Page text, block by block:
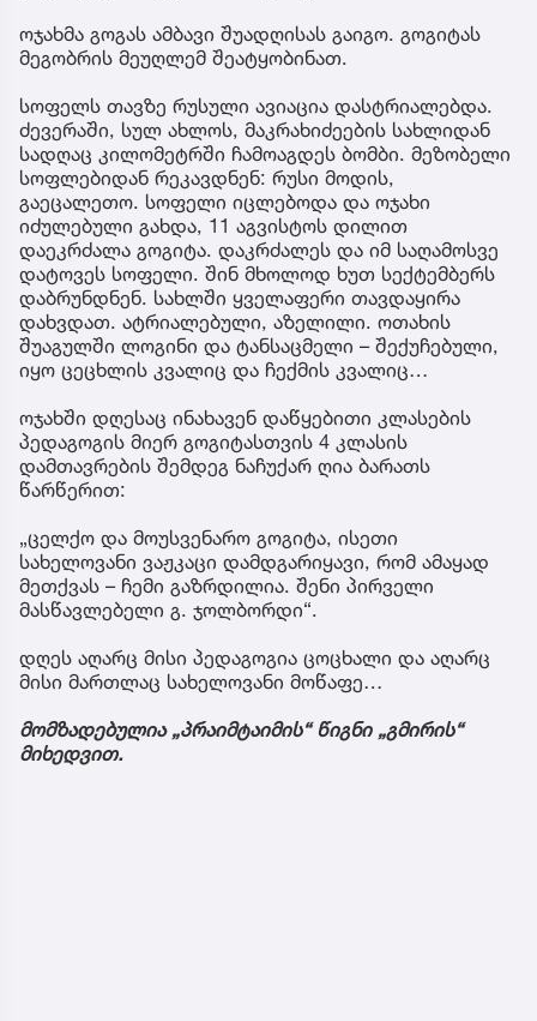
ოჯახმა გოგას ამბავი შუადღისას გაიგო. გოგიტას
მეგობრის მეუღლემ შეატყობინათ.
სოფელს თავზე რუსული ავიაცია დასტრიალებდა.
ძევერაში, სულ ახლოს, მაკრახიძეების სახლიდან
სადღაც კილომეტრში ჩამოაგდეს ბომბი. მეზობელი
სოფლებიდან რეკავდნენ: რუსი მოდის,
გაეცალეთო. სოფელი იცლებოდა და ოჯახი
იძულებული გახდა, 11 აგვისტოს დილით
დაეკრძალა გოგიტა. დაკრძალეს და იმ საღამოსვე
დატოვეს სოფელი. შინ მხოლოდ ხუთ სექტემბერს
დაბრუნდნენ. სახლში ყველაფერი თავდაყირა
დახვდათ. ატრიალებული, აზელილი. ოთახის
შუაგულში ლოგინი და ტანსაცმელი – შექუჩებული,
იყო ცეცხლის კვალიც და ჩექმის კვალიც…
ოჯახში დღესაც ინახავენ დაწყებითი კლასების
პედაგოგის მიერ გოგიტასთვის 4 კლასის
დამთავრების შემდეგ ნაჩუქარ ღია ბარათს
წარწერით:
„ცელქო და მოუსვენარო გოგიტა, ისეთი
სახელოვანი ვაჟკაცი დამდგარიყავი, რომ ამაყად
მეთქვას – ჩემი გაზრდილია. შენი პირველი
მასწავლებელი გ. ჯოლბორდი“.
დღეს აღარც მისი პედაგოგია ცოცხალი და აღარც
მისი მართლაც სახელოვანი მოწაფე…
მომზადებულია „პრაიმტაიმის“ წიგნი „გმირის“
მიხედვით.